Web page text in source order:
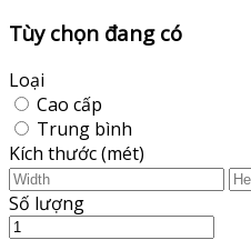
Tùy chọn đang có
Loại
Cao cấp
Trung bình
Kích thước (mét)
Số lượng